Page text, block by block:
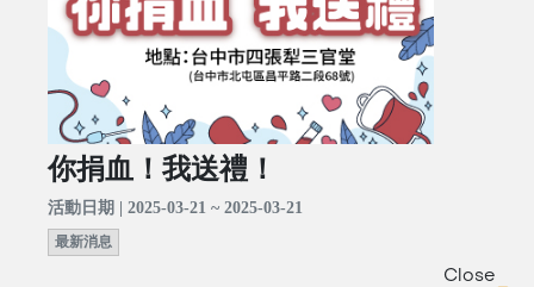
你捐血！我送禮！
活動日期 | 2025-03-21 ~ 2025-03-21
最新消息
Close